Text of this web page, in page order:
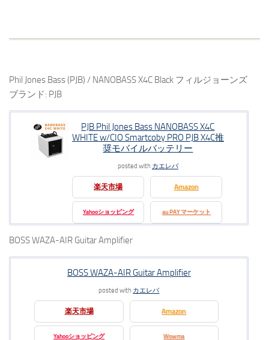
Phil Jones Bass (PJB) / NANOBASS X4C Black フィルジョーンズ
ブランド: PJB
PJB Phil Jones Bass NANOBASS X4C
WHITE w/CIO Smartcoby PRO PJB X4C推
奨モバイルバッテリー
posted with カエレバ
楽天市場 Amazon
Yahooショッピング au PAY マーケット
BOSS WAZA-AIR Guitar Amplifier
BOSS WAZA-AIR Guitar Amplifier
posted with カエレバ
楽天市場 Amazon
Yahooショッピング Wowma